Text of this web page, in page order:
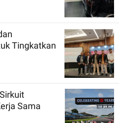
Tingkatkan
Sama